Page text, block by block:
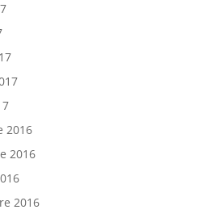
2016
2016
2016